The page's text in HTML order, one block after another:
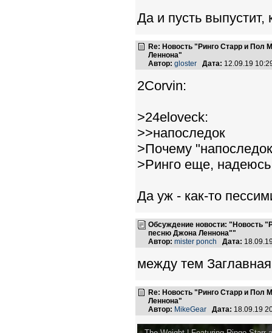
Да и пусть выпустит,
Re: Новость "Ринго Старр и Пол
Леннона"
Автор: gloster Дата: 12.09.19
2Corvin:
>24eloveck:
>>напоследок
>Почему
>Ринго еще,
Да уж - как-то
Обсуждение новости: "Новость
песню Джона Леннона""
Автор: mister ponch Дата:
между тем
Re: Новость "Ринго Старр и Пол
Леннона"
Автор: MikeGear Дата: 18.09.19